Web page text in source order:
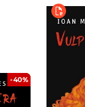
-40%